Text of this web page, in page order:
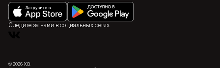
Следите за нами в социальных сетях
© 2026 X.O.